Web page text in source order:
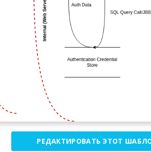
РЕДАКТИРОВАТЬ ЭТОТ